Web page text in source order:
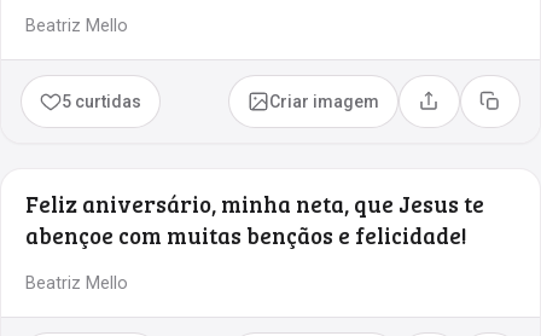
Beatriz Mello
5 curtidas Criar imagem Compartilhar
Copiar
Feliz aniversário, minha neta, que Jesus te
abençoe com muitas bençãos e felicidade!
Beatriz Mello